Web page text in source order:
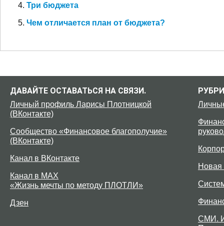
Три бюджета
Чем отличается план от бюджета?
ДАВАЙТЕ ОСТАВАТЬСЯ НА СВЯЗИ.
Личный профиль Ларисы Плотницкой
(ВКонтакте)
Сообщество «Финансовое благополучие»
(ВКонтакте)
Канал в ВКонтакте
Канал в MAX
«Жизнь мечты по методу ПЛОТЛИ»
Дзен
Новая
СМИ.